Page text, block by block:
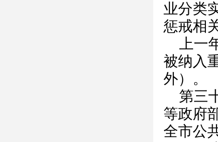
业分类
惩戒相
上
被纳入
外）。
第三
等政府
全市公